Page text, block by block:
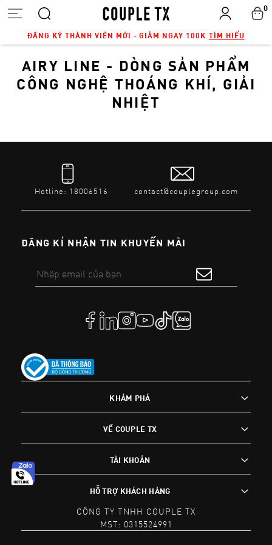
ĐĂNG KÝ THÀNH VIÊN MỚI - GIẢM NGAY 100K TÌM HIỂU
0
AIRY LINE - DÒNG SẢN PHẨM
CÔNG NGHỆ THOÁNG KHÍ, GIẢI
NHIỆT
Hotline: 18006516 contact@couplegroup.com
ĐĂNG KÍ NHẬN TIN KHUYẾN MÃI
KHÁM PHÁ
VỀ COUPLE TX
TÀI KHOẢN
HỖ TRỢ KHÁCH HÀNG
CÔNG TY TNHH COUPLE TX
MST: 0315524991